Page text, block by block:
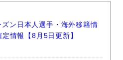
ン日本人選手・海外移籍情
情報【8月5日更新】